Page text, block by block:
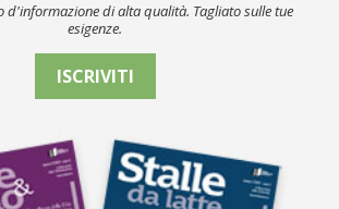
d'informazione di alta qualità. Tagliato sulle tue
esigenze.
ISCRIVITI